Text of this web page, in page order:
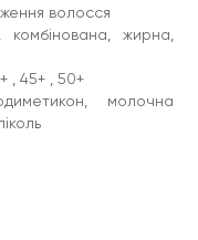
волосся
жирна,
, 45+ , 50+
молочна